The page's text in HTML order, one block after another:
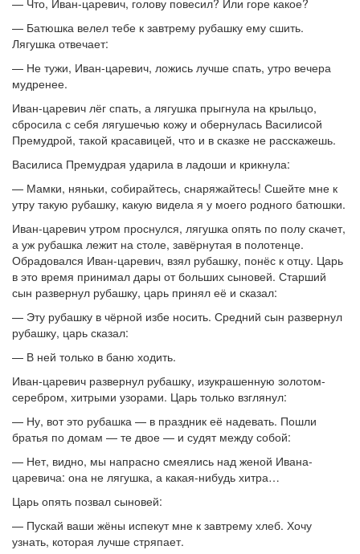
— Что, Иван-царевич, голову повесил? Или горе какое?
— Батюшка велел тебе к завтрему рубашку ему сшить.
Лягушка отвечает:
— Не тужи, Иван-царевич, ложись лучше спать, утро вечера
мудренее.
Иван-царевич лёг спать, а лягушка прыгнула на крыльцо,
сбросила с себя лягушечью кожу и обернулась Василисой
Премудрой, такой красавицей, что и в сказке не расскажешь.
Василиса Премудрая ударила в ладоши и крикнула:
— Мамки, няньки, собирайтесь, снаряжайтесь! Сшейте мне к
утру такую рубашку, какую видела я у моего родного батюшки.
Иван-царевич утром проснулся, лягушка опять по полу скачет,
а уж рубашка лежит на столе, завёрнутая в полотенце.
Обрадовался Иван-царевич, взял рубашку, понёс к отцу. Царь
в это время принимал дары от больших сыновей. Старший
сын развернул рубашку, царь принял её и сказал:
— Эту рубашку в чёрной избе носить. Средний сын развернул
рубашку, царь сказал:
— В ней только в баню ходить.
Иван-царевич развернул рубашку, изукрашенную золотом-
серебром, хитрыми узорами. Царь только взглянул:
— Ну, вот это рубашка — в праздник её надевать. Пошли
братья по домам — те двое — и судят между собой:
— Нет, видно, мы напрасно смеялись над женой Ивана-
царевича: она не лягушка, а какая-нибудь хитра…
Царь опять позвал сыновей:
— Пускай ваши жёны испекут мне к завтрему хлеб. Хочу
узнать, которая лучше стряпает.